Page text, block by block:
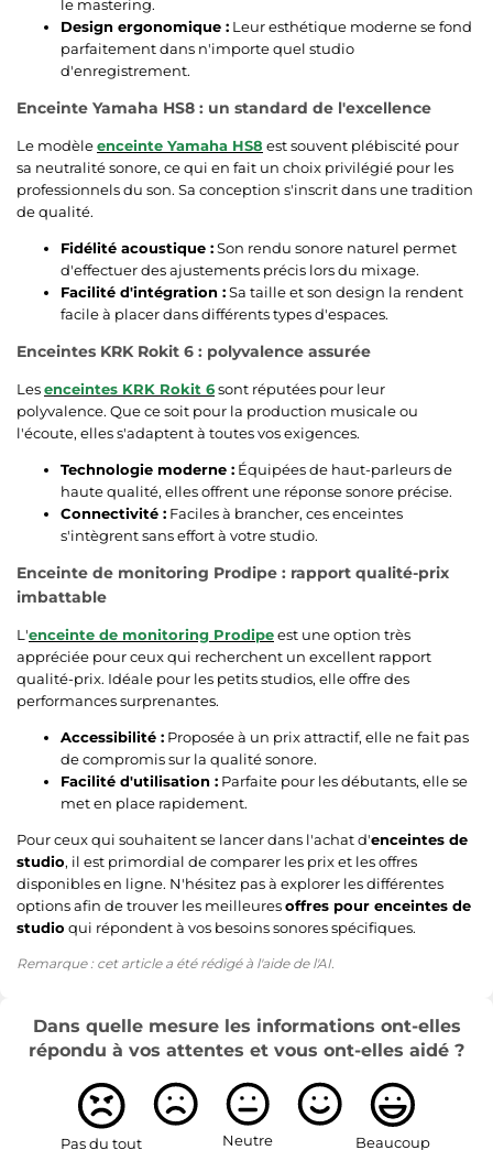
le mastering.
Design ergonomique : Leur esthétique moderne se fond
parfaitement dans n'importe quel studio
d'enregistrement.
Enceinte Yamaha HS8 : un standard de l'excellence
Le modèleenceinte Yamaha HS8 est souvent plébiscité pour
sa neutralité sonore, ce qui en fait un choix privilégié pour les
professionnels du son. Sa conception s'inscrit dans une tradition
de qualité.
Fidélité acoustique :Son rendu sonore naturel permet
d'effectuer des ajustements précis lors du mixage.
Facilité d'intégration :Sa taille et son design la rendent
facile à placer dans différents types d'espaces.
Enceintes KRK Rokit 6 : polyvalence assurée
Lesenceintes KRK Rokit 6sont réputées pour leur
polyvalence. Que ce soit pour la production musicale ou
l'écoute, elles s'adaptent à toutes vos exigences.
Technologie moderne : Équipées de haut-parleurs de
haute qualité, elles offrent une réponse sonore précise.
Connectivité : Faciles à brancher, ces enceintes
s'intègrent sans effort à votre studio.
Enceinte de monitoring Prodipe : rapport qualité-prix
imbattable
L'enceinte de monitoring Prodipeest une option très
appréciée pour ceux qui recherchent un excellent rapport
qualité-prix. Idéale pour les petits studios, elle offre des
performances surprenantes.
Accessibilité : Proposée à un prix attractif, elle ne fait pas
de compromis sur la qualité sonore.
Facilité d'utilisation : Parfaite pour les débutants, elle se
met en place rapidement.
Pour ceux qui souhaitent se lancer dans l'achat d'enceintes de
studio, il est primordial de comparer les prix et les offres
disponibles en ligne. N'hésitez pas à explorer les différentes
options afin de trouver les meilleuresoffres pour enceintes de
studio qui répondent à vos besoins sonores spécifiques.
Remarque : cet article a été rédigé à l'aide de l'AI.
Dans quelle mesure les informations ont-elles
répondu à vos attentes et vous ont-elles aidé ?
Pas du tout Neutre Beaucoup